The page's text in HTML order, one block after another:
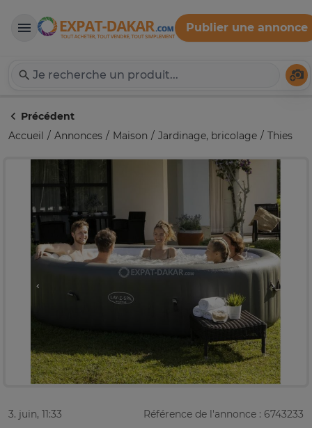
Expat-Dakar
Publier une annonce
Précédent
Accueil
Annonces Maison Jardinage, bricolage Thies
3. juin, 11:33 Référence de l'annonce : 6743233